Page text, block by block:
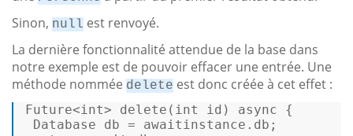
Sinon, null est renvoyé.
La dernière fonctionnalité attendue de la base dans
notre exemple est de pouvoir effacer une entrée. Une
méthode nommée delete est donc créée à cet effet :
Future<int> delete ( int id ) async {
Database db = awaitinstance.db;